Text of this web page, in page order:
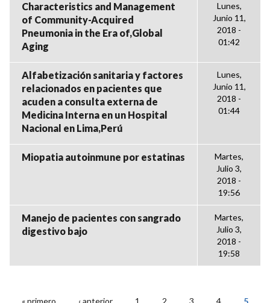
Characteristics and Management
of Community-Acquired
Pneumonia in the Era of,Global
Aging
Lunes,
Junio 11,
2018 -
01:42
Alfabetización sanitaria y factores
relacionados en pacientes que
acuden a consulta externa de
Medicina Interna en un Hospital
Nacional en Lima,Perú
Lunes,
Junio 11,
2018 -
01:44
Miopatia autoinmune por estatinas
Martes,
Julio 3,
2018 -
19:56
Manejo de pacientes con sangrado
digestivo bajo
Martes,
Julio 3,
2018 -
19:58
« primero ‹ anterior 1 2 3 4 5